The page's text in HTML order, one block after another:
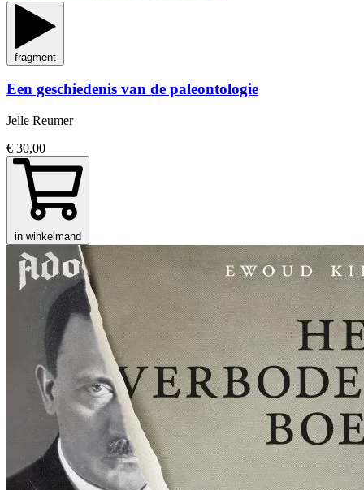
fragment
Een geschiedenis van de paleontologie
Jelle Reumer
€ 30,00
in winkelmand